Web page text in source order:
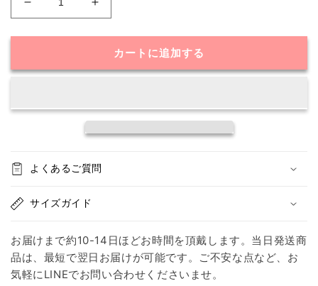
ト
ー
メ
ド
グ
ワ
ン
リ
ト
ー
メ
グ
ワ
ン
カートに追加する
よくあるご質問
サイズガイド
お届けまで約10-14日ほどお時間を頂戴します。当日発送商
品は、最短で翌日お届けが可能です。ご不安な点など、お
気軽にLINEでお問い合わせくださいませ。